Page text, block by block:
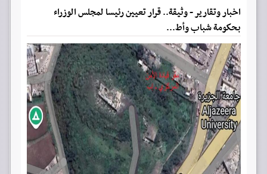
اخبار وتقارير - وثيقة.. قرار تعيين رئيسا لمجلس الوزراء
بحكومة شباب وأط...